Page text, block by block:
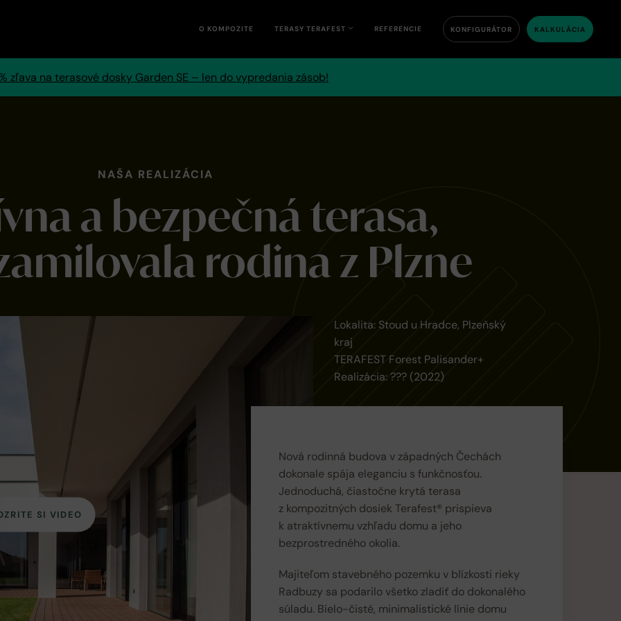
O KOMPOZITE TERASY TERAFEST REFERENCIE KONFIGURÁTOR KALKULÁCIA
zľava na terasové dosky Garden SE – len do vypredania zásob!
NAŠA REALIZÁCIA
a bezpečná terasa,
rodina z Plzne
SI VIDEO
Lokalita: Stoud u Hradce, Plzeňský
kraj
TERAFEST Forest Palisander+
Realizácia: ??? (2022)
Nová rodinná budova v západných Čechách
dokonale spája eleganciu s funkčnosťou.
Jednoduchá, čiastočne krytá terasa
z kompozitných dosiek Terafest® prispieva
k atraktívnemu vzhľadu domu a jeho
bezprostredného okolia.
Majiteľom stavebného pozemku v blízkosti rieky
Radbuzy sa podarilo všetko zladiť do dokonalého
súladu. Bielo-čisté, minimalistické línie domu